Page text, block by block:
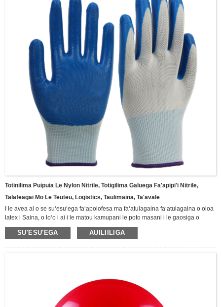
Totinilima Puipuia Le Nylon Nitrile, Totigilima Galuega Fa'apipi'i Nitrile,
Talafeagai Mo Le Teuteu, Logistics, Taulimaina, Ta'avale
I le avea ai o se suʻesuʻega faʻapolofesa ma faʻatulagaina faʻatulagaina o oloa
latex i Saina, o loʻo i ai i le matou kamupani le poto masani i le gaosiga o
ituaiga totigilima ma oloa latex, e aofia ai totigilima Butyl, totigilima faʻamaʻi,
totigilima Neoprene, totigilima faʻafefe suauu, totigilima fale Latex, totigilima
SU'ESU'EGA AUILIILIGA